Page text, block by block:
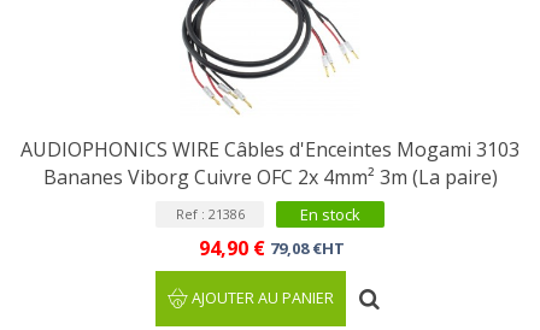
AUDIOPHONICS WIRE Câbles d'Enceintes Mogami 3103
Bananes Viborg Cuivre OFC 2x 4mm² 3m (La paire)
Ref : 21386 En stock
94,90 € 79,08 €HT
AJOUTER AU PANIER